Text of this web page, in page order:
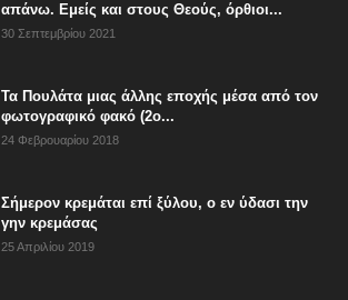
απάνω. Εμείς και στους Θεούς, όρθιοι...
30 Σεπτεμβρίου 2021
Τα Πουλάτα μιας άλλης εποχής μέσα από τον
φωτογραφικό φακό (2ο...
24 Φεβρουαρίου 2018
Σήμερον κρεμάται επί ξύλου, ο εν ύδασι την
γην κρεμάσας
25 Απριλίου 2019